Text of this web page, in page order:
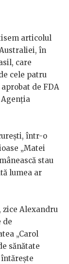
articolul
în
care
cele patru
de FDA
Agenția
într-o
„Matei
stau
lumea ar
zice Alexandru
de
„Carol
sănătate